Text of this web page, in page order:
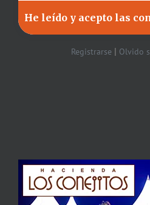
Registrarse| Olvido